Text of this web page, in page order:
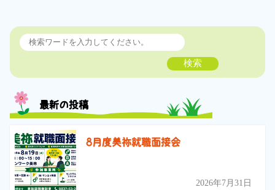
検索
最新の投稿
8月度美祢就職面接会
2026年7月31日